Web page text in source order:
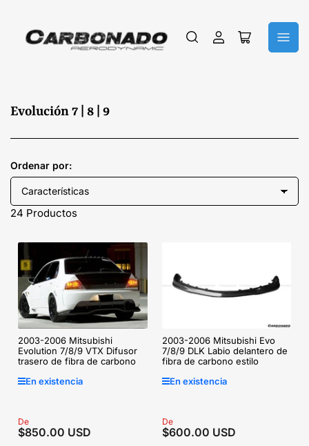
IniciarAbrir
cesta
C
e
c
c
i
Evolución 7 | 8 | 9
Ordenar por:
24 Productos
2003-2006 Mitsubishi
Evolution 7/8/9 VTX Difusor
trasero de fibra de carbono
En existencia
Precio
regular
De
$850.00 USD
2003-2006 Mitsubishi Evo
7/8/9 DLK Labio delantero de
fibra de carbono estilo
En existencia
Precio
regular
De
$600.00 USD